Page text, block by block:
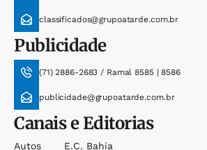
classificados@grupoatarde.com.br
Publicidade
(71) 2886-2683 / Ramal 8585 | 8586
publicidade@grupoatarde.com.br
Canais e Editorias
Autos
E.c. Bahia